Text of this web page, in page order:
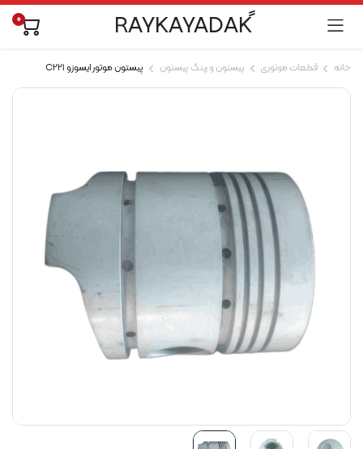
ًRAYKAYADAK 0
خانه قطعات موتوری پیستون و رینگ پیستون پیستون موتور ایسوزو C221